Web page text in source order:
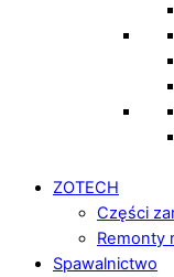
ZOTECH
Części
Remonty
Spawalnictwo